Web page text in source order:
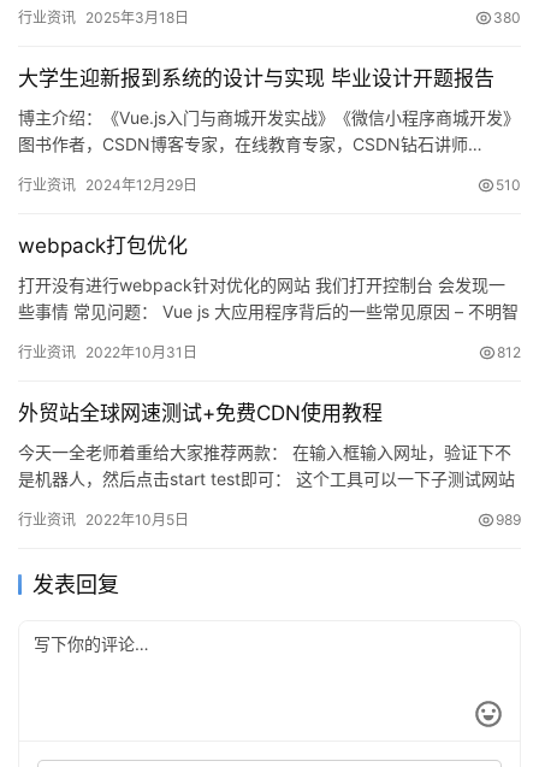
行业资讯 2025年3月18日 380
大学生迎新报到系统的设计与实现 毕业设计开题报告
博主介绍：《Vue.js入门与商城开发实战》《微信小程序商城开发》
图书作者，CSDN博客专家，在线教育专家，CSDN钻石讲师…
行业资讯 2024年12月29日 510
webpack打包优化
打开没有进行webpack针对优化的网站 我们打开控制台 会发现一
些事情 常见问题： Vue js 大应用程序背后的一些常见原因 – 不明智
行业资讯 2022年10月31日 812
外贸站全球网速测试+免费CDN使用教程
今天一全老师着重给大家推荐两款： 在输入框输入网址，验证下不
是机器人，然后点击start test即可： 这个工具可以一下子测试网站
行业资讯 2022年10月5日 989
发表回复